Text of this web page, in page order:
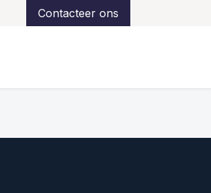
Contacteer ons